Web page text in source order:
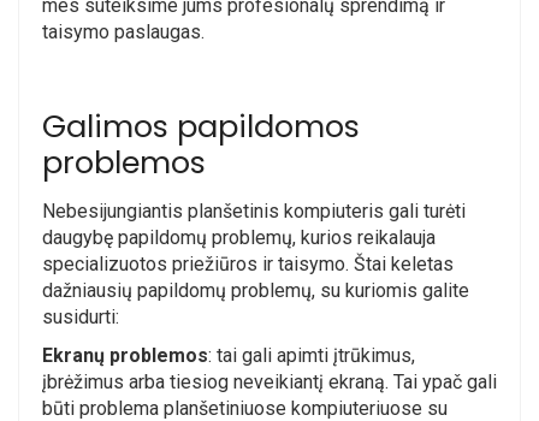
mes suteiksime jums profesionalų sprendimą ir
taisymo paslaugas.
Galimos papildomos
problemos
Nebesijungiantis planšetinis kompiuteris gali turėti
daugybę papildomų problemų, kurios reikalauja
specializuotos priežiūros ir taisymo. Štai keletas
dažniausių papildomų problemų, su kuriomis galite
susidurti:
Ekranų problemos: tai gali apimti įtrūkimus,
įbrėžimus arba tiesiog neveikiantį ekraną. Tai ypač gali
būti problema planšetiniuose kompiuteriuose su